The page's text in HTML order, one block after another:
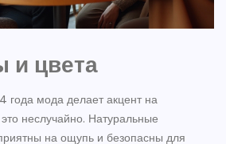
и цвета
года мода делает акцент на
неслучайно. Натуральные
на ощупь и безопасны для